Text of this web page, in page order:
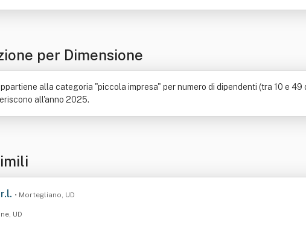
per Dimensione
alla categoria "piccola impresa" per numero di dipendenti (tra 10 e
all'anno 2025.
• Mortegliano, UD
UD